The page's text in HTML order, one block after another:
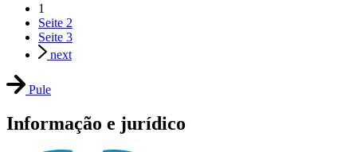
1
Seite 2
Seite 3
next
Pule
Informação e jurídico